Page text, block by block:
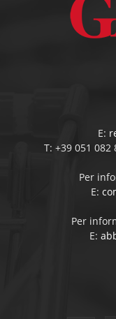
E:
T: +39 051 082
Per
E:
Per
E: